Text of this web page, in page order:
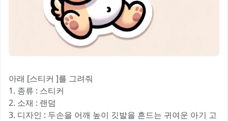
아래 [스티커 ]를 그려줘
1. 종류 : 스티커
2. 소재 : 랜덤
3. 디자인 : 두손을 어깨 높이 깃발을 흔드는 귀여운 아기 고